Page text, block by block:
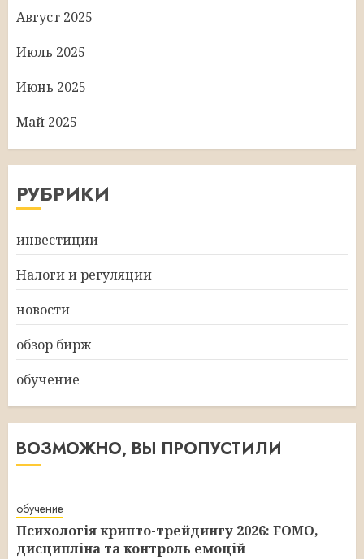
Август 2025
Июль 2025
Июнь 2025
Май 2025
РУБРИКИ
инвестиции
Налоги и регуляции
новости
обзор бирж
обучение
ВОЗМОЖНО, ВЫ ПРОПУСТИЛИ
обучение
Психологія крипто-трейдингу 2026: FOMO,
дисципліна та контроль емоцій